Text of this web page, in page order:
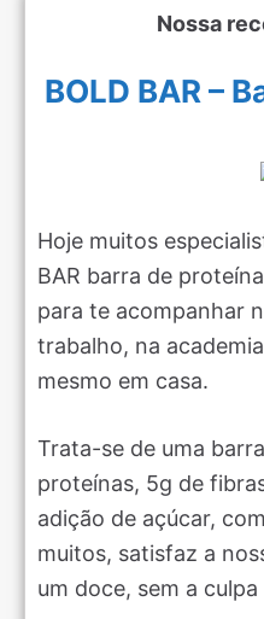
Nossa
BOLD BAR –
Hoje muitos
BAR barra de
para te acompanhar
trabalho, na
mesmo em casa.
Trata-se de uma
proteínas, 5g de
adição de açúcar,
muitos, satisfaz a
um doce, sem a